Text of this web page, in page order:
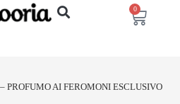
0
PROFUMO AI FEROMONI ESCLUSIVO